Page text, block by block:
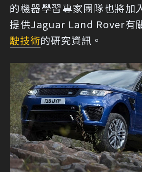
的機器學習專家團隊也將加
提供Jaguar Land Rover有
駛技術的研究資訊。